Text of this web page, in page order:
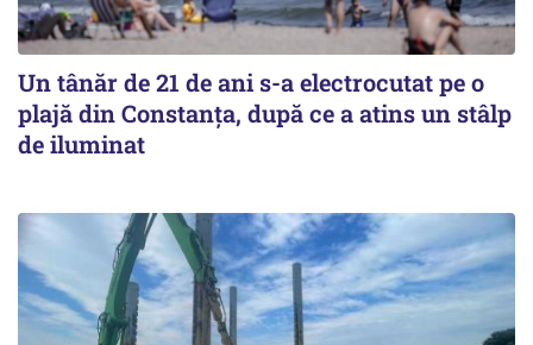
Un tânăr de 21 de ani s-a electrocutat pe o
plajă din Constanța, după ce a atins un stâlp
de iluminat